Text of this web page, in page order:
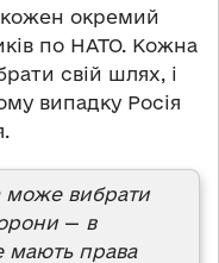
окремий
по НАТО. Кожна
свій шлях, і
випадку Росія
може вибрати
— в
мають права